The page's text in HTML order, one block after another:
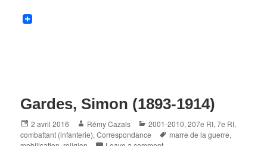
Gardes, Simon (1893-1914)
Posted
on
2 avril 2016 Author
Rémy Cazals Categories
2001-2010,207e RI,7e RI,
combattant (infanterie),Correspondance Tags
marre de la guerre,